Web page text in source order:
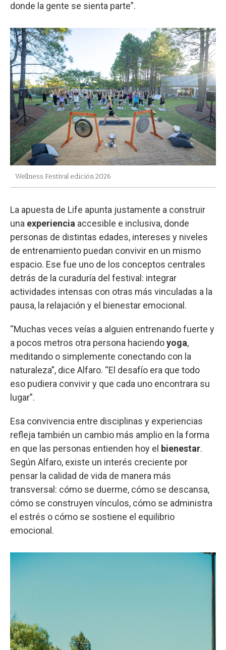
donde la gente se sienta parte”.
Wellness Festival edición 2026
La apuesta de Life apunta justamente a construir
una experiencia accesible e inclusiva, donde
personas de distintas edades, intereses y niveles
de entrenamiento puedan convivir en un mismo
espacio. Ese fue uno de los conceptos centrales
detrás de la curaduría del festival: integrar
actividades intensas con otras más vinculadas a la
pausa, la relajación y el bienestar emocional.
“Muchas veces veías a alguien entrenando fuerte y
a pocos metros otra persona haciendoyoga,
meditando o simplemente conectando con la
naturaleza”, dice Alfaro. “El desafío era que todo
eso pudiera convivir y que cada uno encontrara su
lugar”.
Esa convivencia entre disciplinas y experiencias
refleja también un cambio más amplio en la forma
en que las personas entienden hoy el bienestar.
Según Alfaro, existe un interés creciente por
pensar la calidad de vida de manera más
transversal: cómo se duerme, cómo se descansa,
cómo se construyen vínculos, cómo se administra
el estrés o cómo se sostiene el equilibrio
emocional.